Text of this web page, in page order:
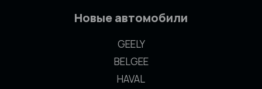
Новые автомобили
GEELY
BELGEE
HAVAL